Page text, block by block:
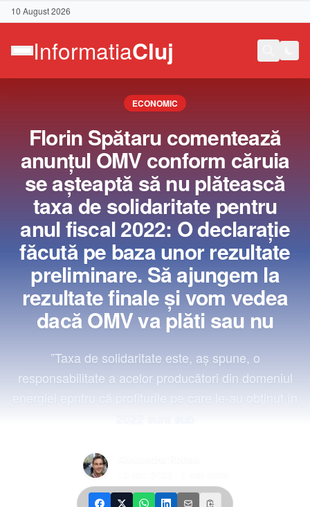
10 August 2026
Contact
ECONOMIC
Florin Spătaru comentează
anunţul OMV conform căruia
se aşteaptă să nu plătească
taxa de solidaritate pentru
anul fiscal 2022: O declaraţie
făcută pe baza unor rezultate
preliminare. Să ajungem la
rezultate finale şi vom vedea
dacă OMV va plăti sau nu
”Taxa de solidaritate este, aş spune, o
responsabilitate a acelor producători din domeniul